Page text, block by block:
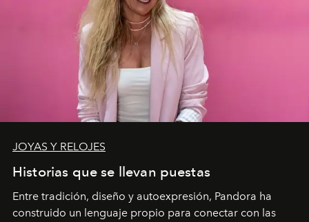
JOYAS Y RELOJES
Historias que se llevan puestas
Entre tradición, diseño y autoexpresión, Pandora ha
construido un lenguaje propio para conectar con las